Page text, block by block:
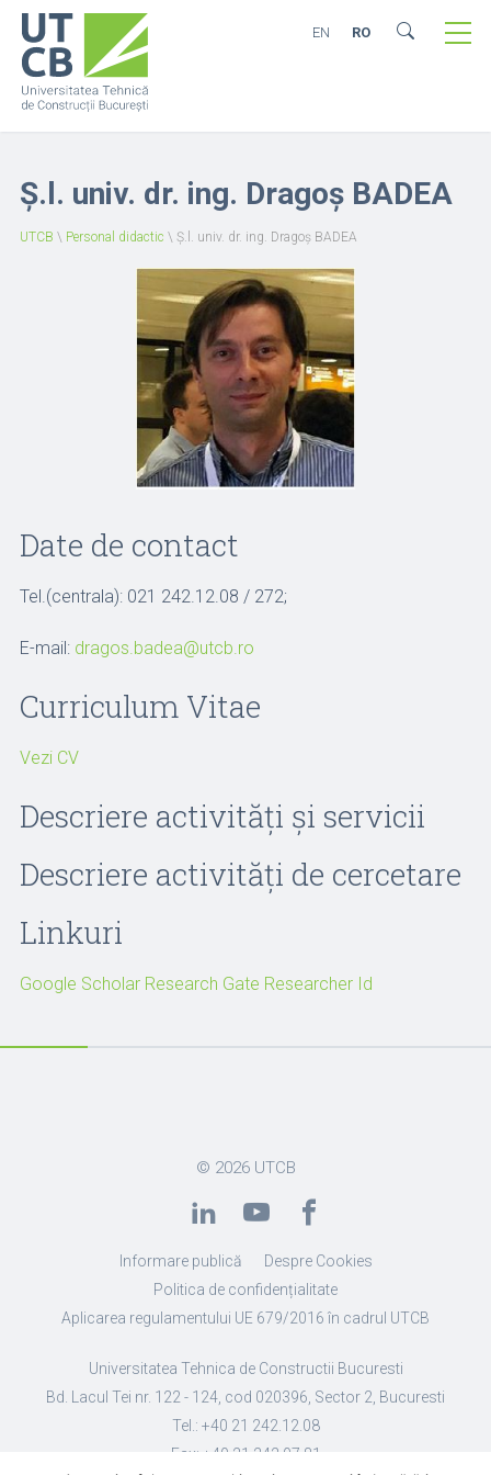
EN RO
Ș.l. univ. dr. ing. Dragoș BADEA
UTCB \ Personal didactic \ Ș.l. univ. dr. ing. Dragoș BADEA
Date de contact
Tel.(centrala): 021 242.12.08 / 272;
E-mail: dragos.badea@utcb.ro
Curriculum Vitae
Vezi CV
Descriere activități și servicii
Descriere activități de cercetare
Linkuri
Google Scholar Research Gate Researcher Id
© 2026 UTCB
Informare publică
Despre Cookies
Politica de confidențialitate
Aplicarea regulamentului UE 679/2016 în cadrul UTCB
Universitatea Tehnica de Constructii Bucuresti
Bd. Lacul Tei nr. 122 - 124, cod 020396, Sector 2, Bucuresti
Tel.: +40 21 242.12.08
Fax: +40 21 242.07.81